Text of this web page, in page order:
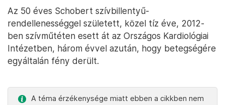
Az 50 éves Schobert szívbillentyű-
rendellenességgel született, közel tíz éve, 2012-
ben szívműtéten esett át az Országos Kardiológiai
Intézetben, három évvel azután, hogy betegségére
egyáltalán fény derült.
A téma érzékenysége miatt ebben a cikkben nem